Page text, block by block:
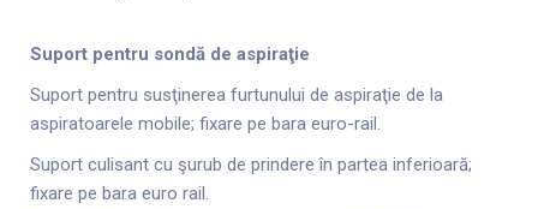
Suport pentru sondă de aspiraţie
Suport pentru susţinerea furtunului de aspiraţie de la
aspiratoarele mobile; fixare pe bara euro-rail.
Suport culisant cu şurub de prindere în partea inferioară;
fixare pe bara euro rail.